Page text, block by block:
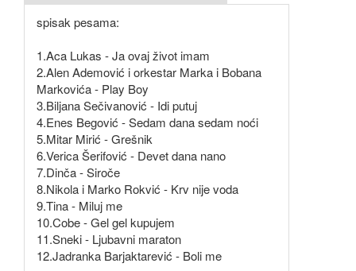
spisak pesama:
1.Aca Lukas - Ja ovaj život imam
2.Alen Ademović i orkestar Marka i Bobana
Markovića - Play Boy
3.Biljana Sečivanović - Idi putuj
4.Enes Begović - Sedam dana sedam noći
5.Mitar Mirić - Grešnik
6.Verica Šerifović - Devet dana nano
7.Dinča - Siroče
8.Nikola i Marko Rokvić - Krv nije voda
9.Tina - Miluj me
10.Cobe - Gel gel kupujem
11.Sneki - Ljubavni maraton
12.Jadranka Barjaktarević - Boli me